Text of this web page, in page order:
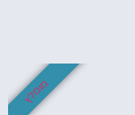
מומלץ